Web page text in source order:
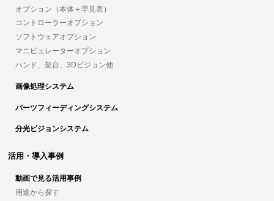
オプション（本体＋早見表）
コントローラーオプション
ソフトウェアオプション
マニピュレーターオプション
ハンド、架台、3Dビジョン他
画像処理システム
パーツフィーディングシステム
分光ビジョンシステム
活用・導入事例
動画で見る活用事例
用途から探す